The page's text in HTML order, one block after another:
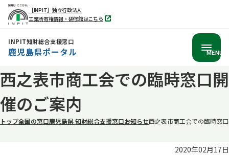
本
文
へ
移
［INPIT］独立行政法人
工業所有権情報・研修館はこちら
別
タ
INPIT知財総合支援窓口
鹿児島県ポータル MENU
西之表市商工会での臨時窓口開
催のご案内
トップ全国の窓口鹿児島県 知財総合支援窓口お知らせ西之表市商工会での臨時窓
2020年02月17日